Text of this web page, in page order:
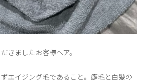
きましたお客様ヘア。
エイジング毛であること。癖毛と白髪の